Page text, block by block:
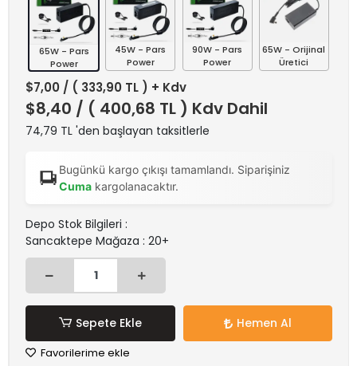
65W - Pars
Power
45W - Pars
Power
90W - Pars
Power
65W - Orijinal
Üretici
$7,00 / ( 333,90 TL ) + Kdv
$8,40 / ( 400,68 TL ) Kdv Dahil
74,79 TL 'den başlayan taksitlerle
Bugünkü kargo çıkışı tamamlandı. Siparişiniz
Cumakargolanacaktır.
Depo Stok Bilgileri :
Sancaktepe Mağaza : 20+
Sepete Ekle Hemen Al
Favorilerime ekle